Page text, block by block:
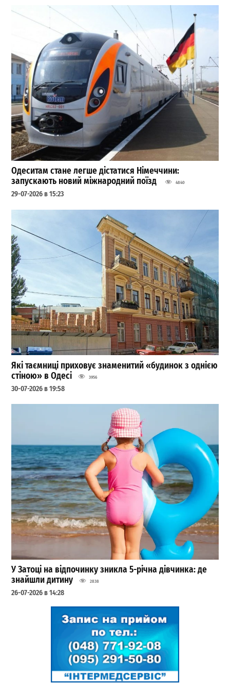
Одеситам стане легше дістатися Німеччини:
запускають новий міжнародний поїзд
4840
29-07-2026 в 15:23
Які таємниці приховує знаменитий «будинок з однією
стіною» в Одесі
3956
30-07-2026 в 19:58
У Затоці на відпочинку зникла 5-річна дівчинка: де
знайшли дитину
2838
26-07-2026 в 14:28